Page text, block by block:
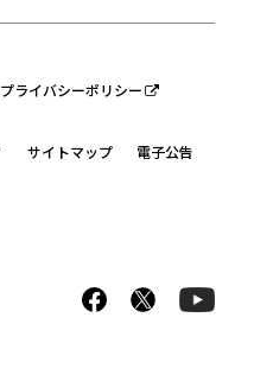
プライバシーポリシー
サイトマップ 電子公告